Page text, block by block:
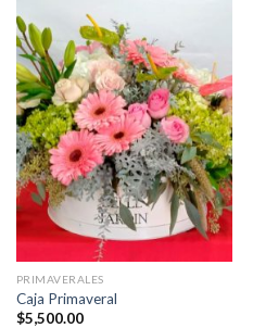
PRIMAVERALES
Caja Primaveral
$5,500.00